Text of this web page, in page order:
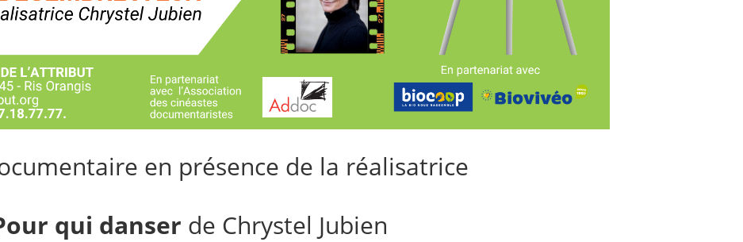
en présence de la réalisatrice
qui danser de Chrystel Jubien